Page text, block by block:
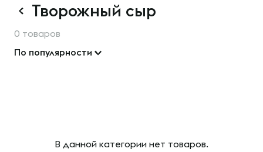
Творожный сыр
0 товаров
По популярности
В данной категории нет товаров.